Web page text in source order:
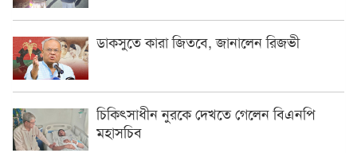
ডাকসুতে কারা জিতবে, জানালেন রিজভী
চিকিৎসাধীন ‍নুরকে দেখতে গেলেন বিএনপি
মহাসচিব